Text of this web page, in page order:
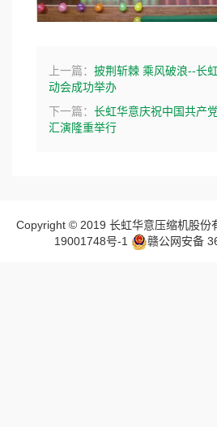
上一篇： 披荆斩棘 乘风破浪--长
动会成功举办
下一篇： 长虹华意庆祝中国共产
汇演隆重举行
Copyright © 2019 长虹华意压缩机股份
19001748号-1
赣公网安备